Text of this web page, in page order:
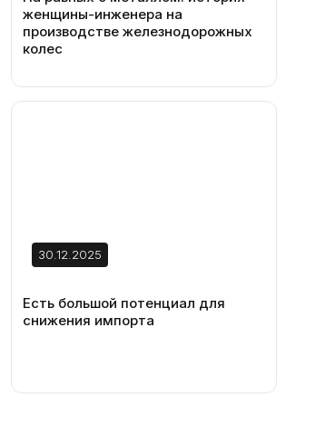
женщины-инженера на
производстве железнодорожных
колес
30.12.2025
Есть большой потенциал для
снижения импорта